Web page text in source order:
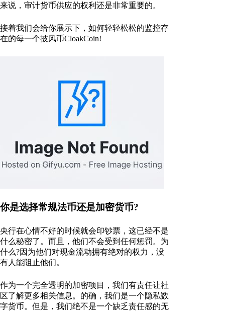
来说，审计货币供应的权利还是非常重要的。
接着我们会给你展示下，如何轻轻松松的监控存
在的每一个披风币CloakCoin!
你是选择常规法币还是加密货币?
央行在心情不好的时候就会印钞票，这已经不是
什么秘密了。而且，他们不会受到任何惩罚。为
什么?因为他们对现金流动拥有绝对的权力，没
有人能阻止他们。
作为一个完全透明的加密项目，我们有责任让社
区了解更多相关信息。的确，我们是一个隐私数
字货币。但是，我们绝不是一个缺乏责任感的无